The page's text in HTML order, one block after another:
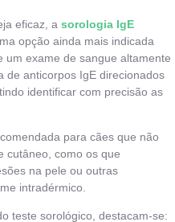
eficaz, a sorologia IgE
opção ainda mais indicada
um exame de sangue altamente
de anticorpos IgE direcionados
identificar com precisão as
para cães que não
cutâneo, como os que
na pele ou outras
intradérmico.
teste sorológico, destacam-se: